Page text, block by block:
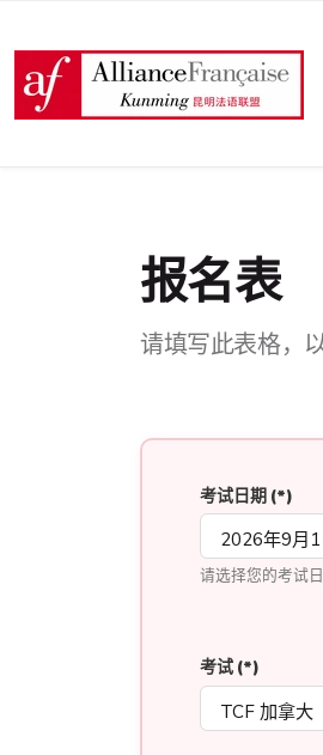
报名表
请填写此表格，
考试日期 (*)
请选择您的考试
考试 (*)